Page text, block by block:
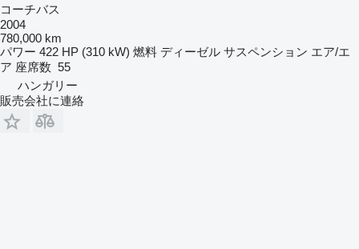
コーチバス
2004
780,000 km
パワー 422 HP (310 kW) 燃料 ディーゼル サスペンション エア/エ
ア 座席数 55
ハンガリー
販売会社に連絡